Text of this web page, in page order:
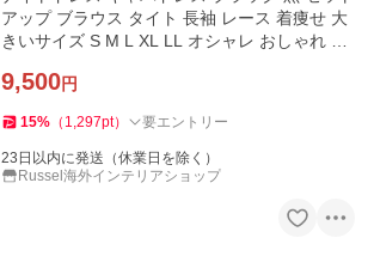
アップ ブラウス タイト 長袖 レース 着痩せ 大
きいサイズ S M L XL LL オシャレ おしゃれ 上
9,500円
15% （ 1,297pt） 要エントリー
23日以内に発送（休業日を除く）
Russel海外インテリアショップ